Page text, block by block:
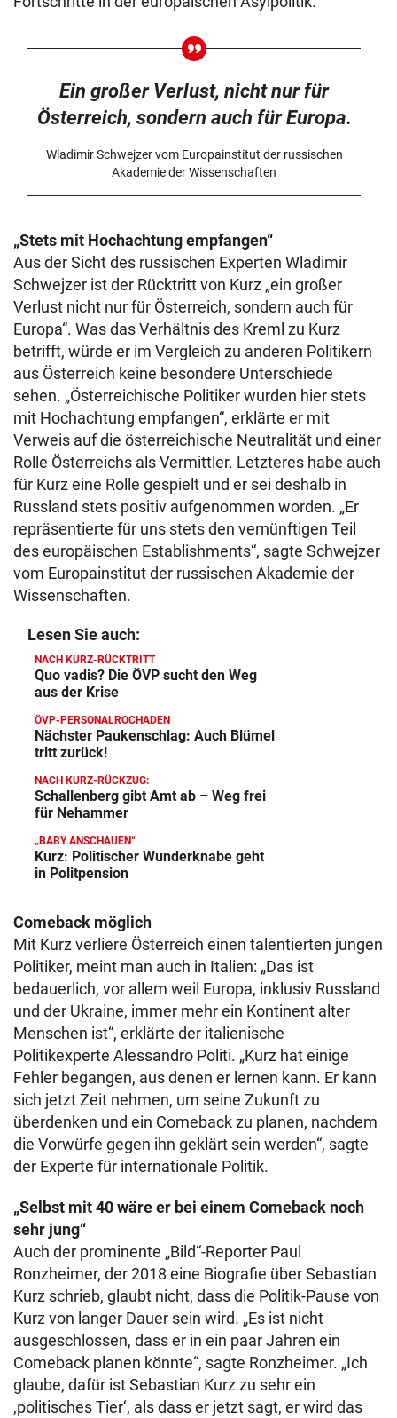
Ein großer Verlust, nicht nur für
Österreich, sondern auch für Europa.
Wladimir Schwejzer vom Europainstitut der russischen
Akademie der Wissenschaften
„Stets mit Hochachtung empfangen“
Aus der Sicht des russischen Experten Wladimir
Schwejzer ist der Rücktritt von Kurz „ein großer
Verlust nicht nur für Österreich, sondern auch für
Europa“. Was das Verhältnis des Kreml zu Kurz
betrifft, würde er im Vergleich zu anderen Politikern
aus Österreich keine besondere Unterschiede
sehen. „Österreichische Politiker wurden hier stets
mit Hochachtung empfangen“, erklärte er mit
Verweis auf die österreichische Neutralität und einer
Rolle Österreichs als Vermittler. Letzteres habe auch
für Kurz eine Rolle gespielt und er sei deshalb in
Russland stets positiv aufgenommen worden. „Er
repräsentierte für uns stets den vernünftigen Teil
des europäischen Establishments“, sagte Schwejzer
vom Europainstitut der russischen Akademie der
Wissenschaften.
Lesen Sie auch:
NACH KURZ-RÜCKTRITT
Quo vadis? Die ÖVP sucht den Weg
aus der Krise
ÖVP-PERSONALROCHADEN
Nächster Paukenschlag: Auch Blümel
tritt zurück!
NACH KURZ-RÜCKZUG:
Schallenberg gibt Amt ab – Weg frei
für Nehammer
„BABY ANSCHAUEN“
Kurz: Politischer Wunderknabe geht
in Politpension
Comeback möglich
Mit Kurz verliere Österreich einen talentierten jungen
Politiker, meint man auch in Italien: „Das ist
bedauerlich, vor allem weil Europa, inklusiv Russland
und der Ukraine, immer mehr ein Kontinent alter
Menschen ist“, erklärte der italienische
Politikexperte Alessandro Politi. „Kurz hat einige
Fehler begangen, aus denen er lernen kann. Er kann
sich jetzt Zeit nehmen, um seine Zukunft zu
überdenken und ein Comeback zu planen, nachdem
die Vorwürfe gegen ihn geklärt sein werden“, sagte
der Experte für internationale Politik.
„Selbst mit 40 wäre er bei einem Comeback noch
sehr jung“
Auch der prominente „Bild“-Reporter Paul
Ronzheimer, der 2018 eine Biografie über Sebastian
Kurz schrieb, glaubt nicht, dass die Politik-Pause von
Kurz von langer Dauer sein wird. „Es ist nicht
ausgeschlossen, dass er in ein paar Jahren ein
Comeback planen könnte“, sagte Ronzheimer. „Ich
glaube, dafür ist Sebastian Kurz zu sehr ein
,politisches Tier‘, als dass er jetzt sagt, er wird das